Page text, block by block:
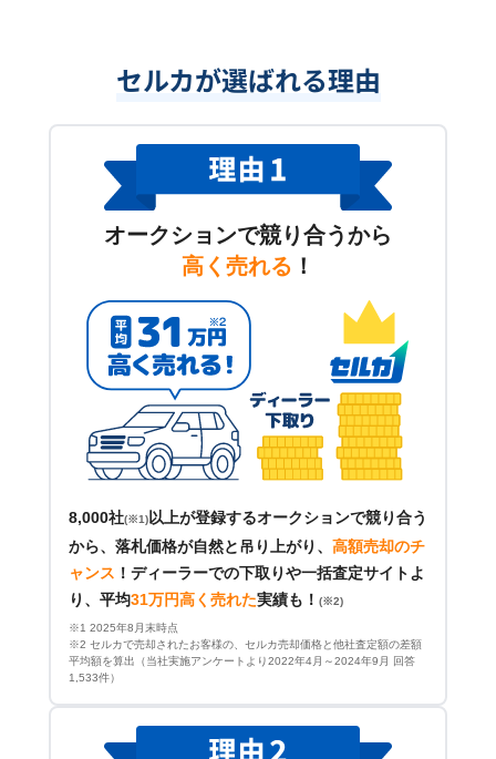
セルカが選ばれる理由
オークションで競り合うから
高く売れる ！
8,000社(※1) 以上が登録するオークションで競り合う
から、落札価格が自然と吊り上がり、 高額売却のチ
ャンス ！ ディーラーでの下取りや一括査定サイトよ
り、平均31万円高く売れた実績も！ (※2)
※1 2025年8月末時点
※2 セルカで売却されたお客様の、セルカ売却価格と他社査定額の差額
平均額を算出（当社実施アンケートより2022年4月～2024年9月 回答
1,533件）